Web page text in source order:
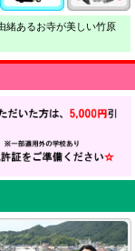
緒あるお寺が美しい竹原